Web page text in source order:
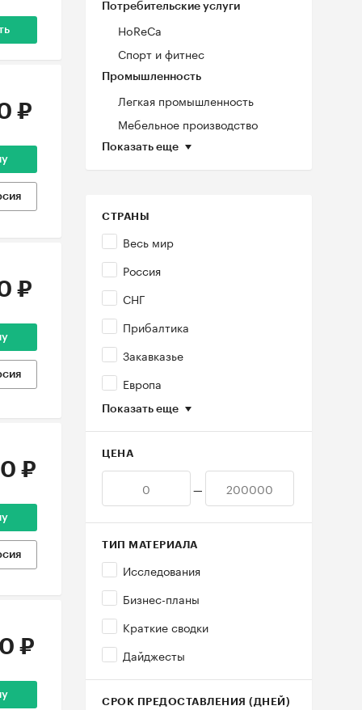
Потребительские услуги
HoReCa
Спорт и фитнес
Промышленность
Легкая промышленность
Мебельное производство
Показать еще
СТРАНЫ
Весь мир
Россия
СНГ
Прибалтика
Закавказье
Европа
Показать еще
ЦЕНА
—
ТИП МАТЕРИАЛА
Исследования
Бизнес-планы
Краткие сводки
Дайджесты
СРОК ПРЕДОСТАВЛЕНИЯ (ДНЕЙ)
₽
₽
₽
₽